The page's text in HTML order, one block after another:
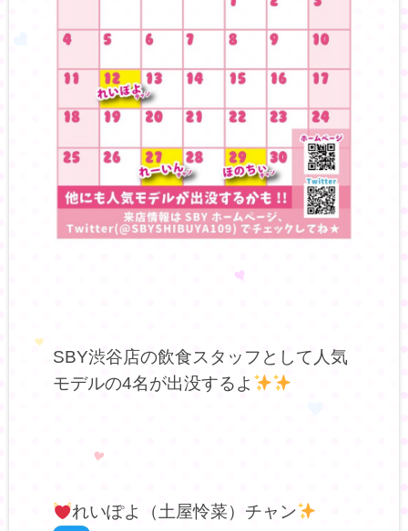
SBY渋谷店の飲食スタッフとして人気
モデルの4名が出没するよ
れいぽよ（土屋怜菜）チャン